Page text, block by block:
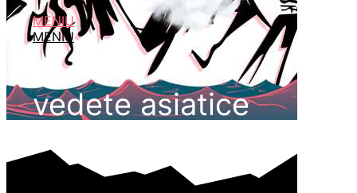
MENIU
MENIU
vedete asiatice